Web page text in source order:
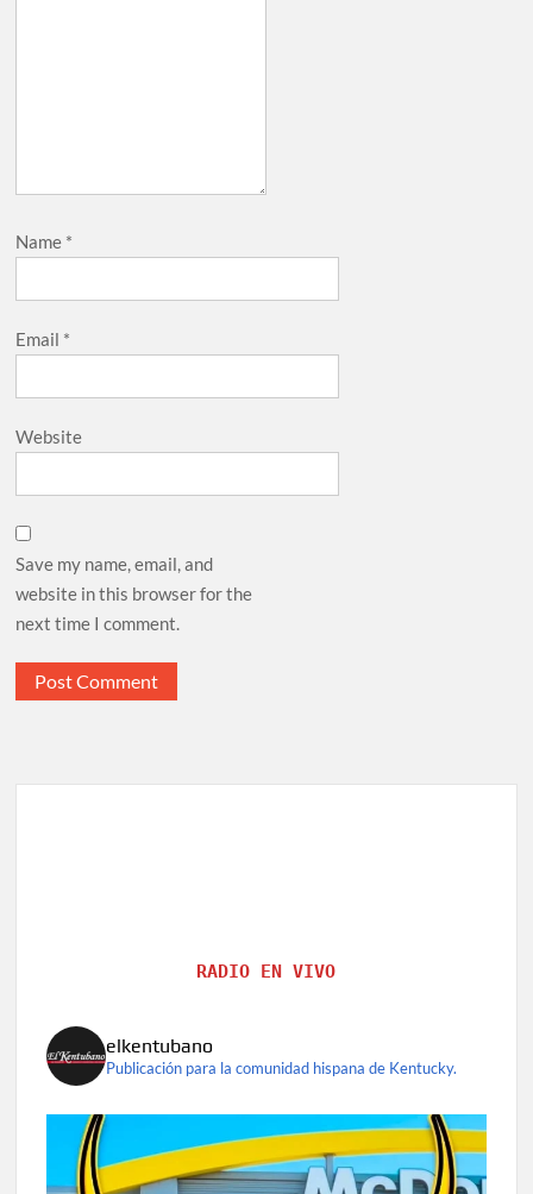
Name *
Email *
Website
Save my name, email, and
website in this browser for the
next time I comment.
RADIO EN VIVO
elkentubano
Publicación para la comunidad hispana de Kentucky.